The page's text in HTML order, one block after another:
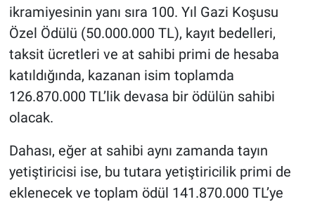
ikramiyesinin yanı sıra 100. Yıl Gazi Koşusu
Özel Ödülü (50.000.000 TL), kayıt bedelleri,
taksit ücretleri ve at sahibi primi de hesaba
katıldığında, kazanan isim toplamda
126.870.000 TL’lik devasa bir ödülün sahibi
olacak.
Dahası, eğer at sahibi aynı zamanda tayın
yetiştiricisi ise, bu tutara yetiştiricilik primi de
eklenecek ve toplam ödül 141.870.000 TL’ye